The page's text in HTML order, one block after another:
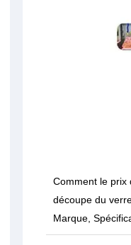
Comment le prix
découpe du
Marque,